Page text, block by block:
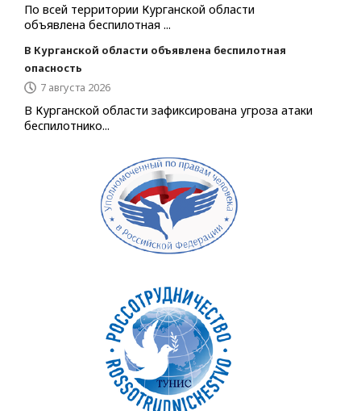
По всей территории Курганской области
объявлена беспилотная ...
В Курганской области объявлена беспилотная
опасность
7 августа 2026
В Курганской области зафиксирована угроза атаки
беспилотнико...